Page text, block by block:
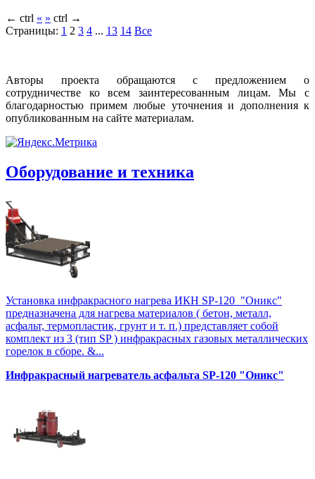
← ctrl « » ctrl →
Страницы: 1 2 3 4 ... 13 14 Все
Авторы проекта обращаются с предложением о
сотрудничестве ко всем заинтересованным лицам. Мы с
благодарностью примем любые уточнения и дополнения к
опубликованным на сайте материалам.
Оборудование и техника
Установка инфракрасного нагрева ИКН SP-120 "Оникс"
предназначена для нагрева материалов ( бетон, металл,
асфальт, термопластик, грунт и т. п.) представляет собой
комплект из 3 (тип SP ) инфракрасных газовых металлических
горелок в сборе. &...
Инфракрасный нагреватель асфальта SP-120 "Оникс"